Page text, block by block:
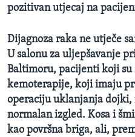
Jezici
pozitivan utjecaj na
Dijagnoza raka ne utječe
U salonu za uljepšavanje
Baltimoru, pacijenti koji su
kemoterapije, koji imaju
operaciju uklanjanja dojki,
normalan izgled. Kosa i
kao površna briga, ali,